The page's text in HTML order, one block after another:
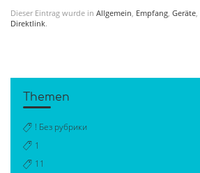
Dieser Eintrag wurde in Allgemein Empfang Geräte
Direktlink.
Themen
! Без рубрики
1
11